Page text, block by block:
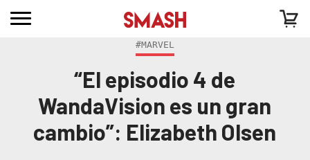
#MARVEL
“El episodio 4 de
WandaVision es un gran
cambio”: Elizabeth Olsen